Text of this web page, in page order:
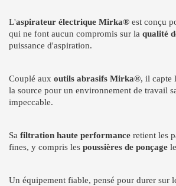
L'aspirateur électrique Mirka® est conçu
qui ne font aucun compromis sur la qualité
puissance d'aspiration.
Couplé aux outils abrasifs Mirka®, il capte
la source pour un environnement de travail
impeccable.
Sa filtration haute performance retient les
fines, y compris les poussières de ponçage
Un équipement fiable, pensé pour durer sur